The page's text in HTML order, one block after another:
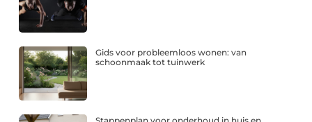
Gids voor probleemloos wonen: van
schoonmaak tot tuinwerk